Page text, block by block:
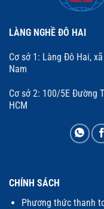
LÀNG NGHỀ ĐÔ HAI
Cơ sở 1: Làng Đô Hai,
Nam
Cơ sở 2: 100/5E Đường
HCM
CHÍNH SÁCH
Phương thức thanh